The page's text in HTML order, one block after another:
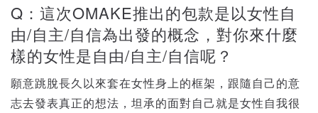
Q：這次OMAKE推出的包款是以女性自
由/自主/自信為出發的概念，對你來什麼
樣的女性是自由/自主/自信呢？
願意跳脫長久以來套在女性身上的框架，跟隨自己的意
志去發表真正的想法，坦承的面對自己就是女性自我很